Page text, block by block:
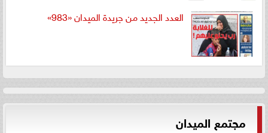
العدد الجديد من جريدة الميدان «983»
مجتمع الميدان